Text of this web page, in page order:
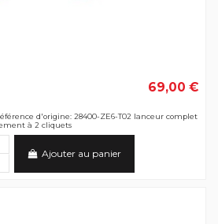
69,00 €
d'origine: 28400-ZE6-T02 lanceur complet
à 2 cliquets
Ajouter au panier